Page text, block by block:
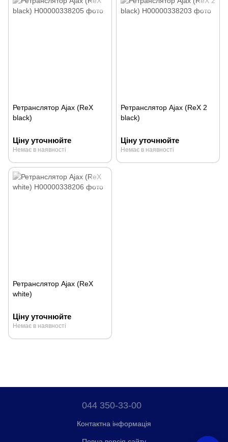
Ретранслятор Ajax (ReX
black)
Ціну уточнюйте
Немає в наявності
Ретранслятор Ajax (ReX 2
black)
Ціну уточнюйте
Немає в наявності
Ретранслятор Ajax (ReX
white)
Ціну уточнюйте
Немає в наявності
044 350-33-00
Контактна інформація